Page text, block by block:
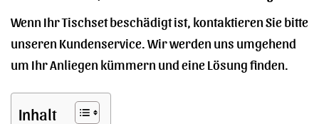
Wenn Ihr Tischset beschädigt ist, kontaktieren Sie bitte
unseren Kundenservice. Wir werden uns umgehend
um Ihr Anliegen kümmern und eine Lösung finden.
Inhalt